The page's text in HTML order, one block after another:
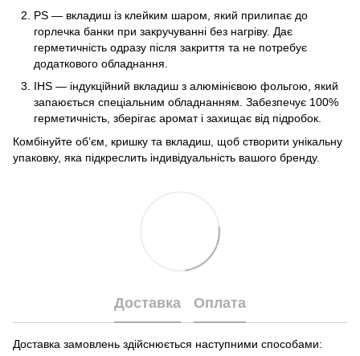
PS — вкладиш із клейким шаром, який прилипає до
горлечка банки при закручуванні без нагріву. Дає
герметичність одразу після закриття та не потребує
додаткового обладнання.
IHS — індукційний вкладиш з алюмінієвою фольгою, який
запаюється спеціальним обладнанням. Забезпечує 100%
герметичність, зберігає аромат і захищає від підробок.
Комбінуйте об’єм, кришку та вкладиш, щоб створити унікальну
упаковку, яка підкреслить індивідуальність вашого бренду.
Доставка Оплата
Доставка замовлень здійснюється наступними способами: